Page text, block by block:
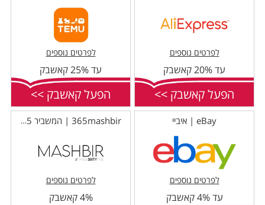
לפרטים נוספים
עד 20% קאשבק
הפעל קאשבק >>
לפרטים נוספים
עד 25% קאשבק
הפעל קאשבק >>
eBay | איביי
לפרטים נוספים
עד 4% קאשבק
365mashbir | המשביר 365
לפרטים נוספים
4% קאשבק